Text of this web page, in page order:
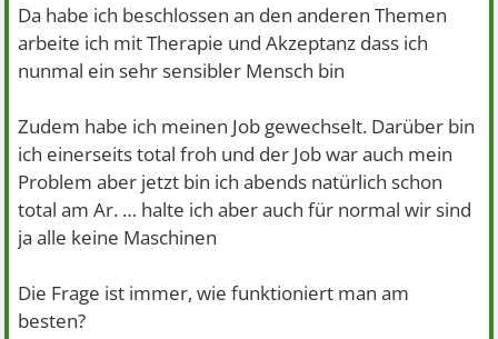
Da habe ich beschlossen an den anderen Themen
arbeite ich mit Therapie und Akzeptanz dass ich
nunmal ein sehr sensibler Mensch bin
Zudem habe ich meinen Job gewechselt. Darüber bin
ich einerseits total froh und der Job war auch mein
Problem aber jetzt bin ich abends natürlich schon
total am Ar. … halte ich aber auch für normal wir sind
ja alle keine Maschinen
Die Frage ist immer, wie funktioniert man am
besten?